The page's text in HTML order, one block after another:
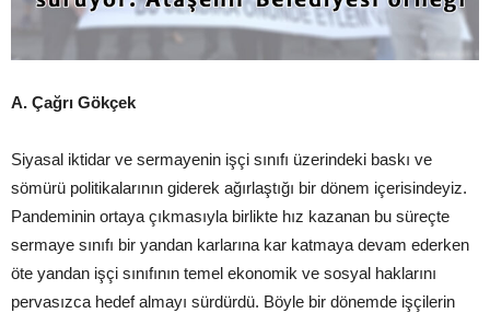
A. Çağrı Gökçek
Siyasal iktidar ve sermayenin işçi sınıfı üzerindeki baskı ve
sömürü politikalarının giderek ağırlaştığı bir dönem içerisindeyiz.
Pandeminin ortaya çıkmasıyla birlikte hız kazanan bu süreçte
sermaye sınıfı bir yandan karlarına kar katmaya devam ederken
öte yandan işçi sınıfının temel ekonomik ve sosyal haklarını
pervasızca hedef almayı sürdürdü. Böyle bir dönemde işçilerin